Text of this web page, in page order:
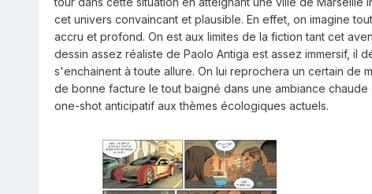
cet univers convaincant et plausible. En effet, on imagine
accru et profond. On est aux limites de la fiction tant cet
dessin assez réaliste de Paolo Antiga est assez immersif, il
s'enchainent à toute allure. On lui reprochera un certain de
de bonne facture le tout baigné dans une ambiance
one-shot anticipatif aux thèmes écologiques actuels.